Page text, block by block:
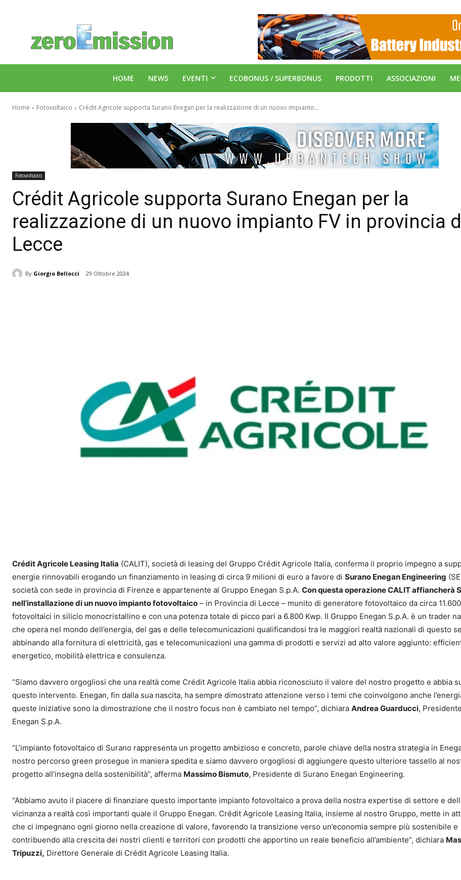
HOME NEWS EVENTI ECOBONUS / SUPERBONUS PRODOTTI ASSOCIAZIONI
Home Fotovoltaico Crédit Agricole supporta Surano Enegan per la realizzazione di un nuovo impianto...
Fotovoltaico
Crédit Agricole supporta Surano Enegan per la
realizzazione di un nuovo impianto FV in provincia
Lecce
By Giorgio Bellocci 29 Ottobre 2024
Crédit Agricole Leasing Italia (CALIT), società di leasing del Gruppo Crédit Agricole Italia, conferma il proprio impegno a
energie rinnovabili erogando un finanziamento in leasing di circa 9 milioni di euro a favore di Surano Enegan Engineering
società con sede in provincia di Firenze e appartenente al Gruppo Enegan S.p.A. Con questa operazione CALIT affiancherà
nell’installazione di un nuovo impianto fotovoltaico – in Provincia di Lecce – munito di generatore fotovoltaico da circa
fotovoltaici in silicio monocristallino e con una potenza totale di picco pari a 6.800 Kwp. Il Gruppo Enegan S.p.A. è un trader
che opera nel mondo dell’energia, del gas e delle telecomunicazioni qualificandosi tra le maggiori realtà nazionali di questo
abbinando alla fornitura di elettricità, gas e telecomunicazioni una gamma di prodotti e servizi ad alto valore aggiunto:
energetico, mobilità elettrica e consulenza.
“Siamo davvero orgogliosi che una realtà come Crédit Agricole Italia abbia riconosciuto il valore del nostro progetto e abbia
questo intervento. Enegan, fin dalla sua nascita, ha sempre dimostrato attenzione verso i temi che coinvolgono anche
queste iniziative sono la dimostrazione che il nostro focus non è cambiato nel tempo”, dichiara Andrea Guarducci,
Enegan S.p.A.
“L’impianto fotovoltaico di Surano rappresenta un progetto ambizioso e concreto, parole chiave della nostra strategia in
nostro percorso green prosegue in maniera spedita e siamo davvero orgogliosi di aggiungere questo ulteriore tassello al
progetto all’insegna della sostenibilità”, afferma Massimo Bismuto, Presidente di Surano Enegan Engineering.
“Abbiamo avuto il piacere di finanziare questo importante impianto fotovoltaico a prova della nostra expertise di settore e
vicinanza a realtà così importanti quale il Gruppo Enegan. Crédit Agricole Leasing Italia, insieme al nostro Gruppo, mette in
che ci impegnano ogni giorno nella creazione di valore, favorendo la transizione verso un’economia sempre più sostenibile e
contribuendo alla crescita dei nostri clienti e territori con prodotti che apportino un reale beneficio all’ambiente”, dichiara
Tripuzzi, Direttore Generale di Crédit Agricole Leasing Italia.